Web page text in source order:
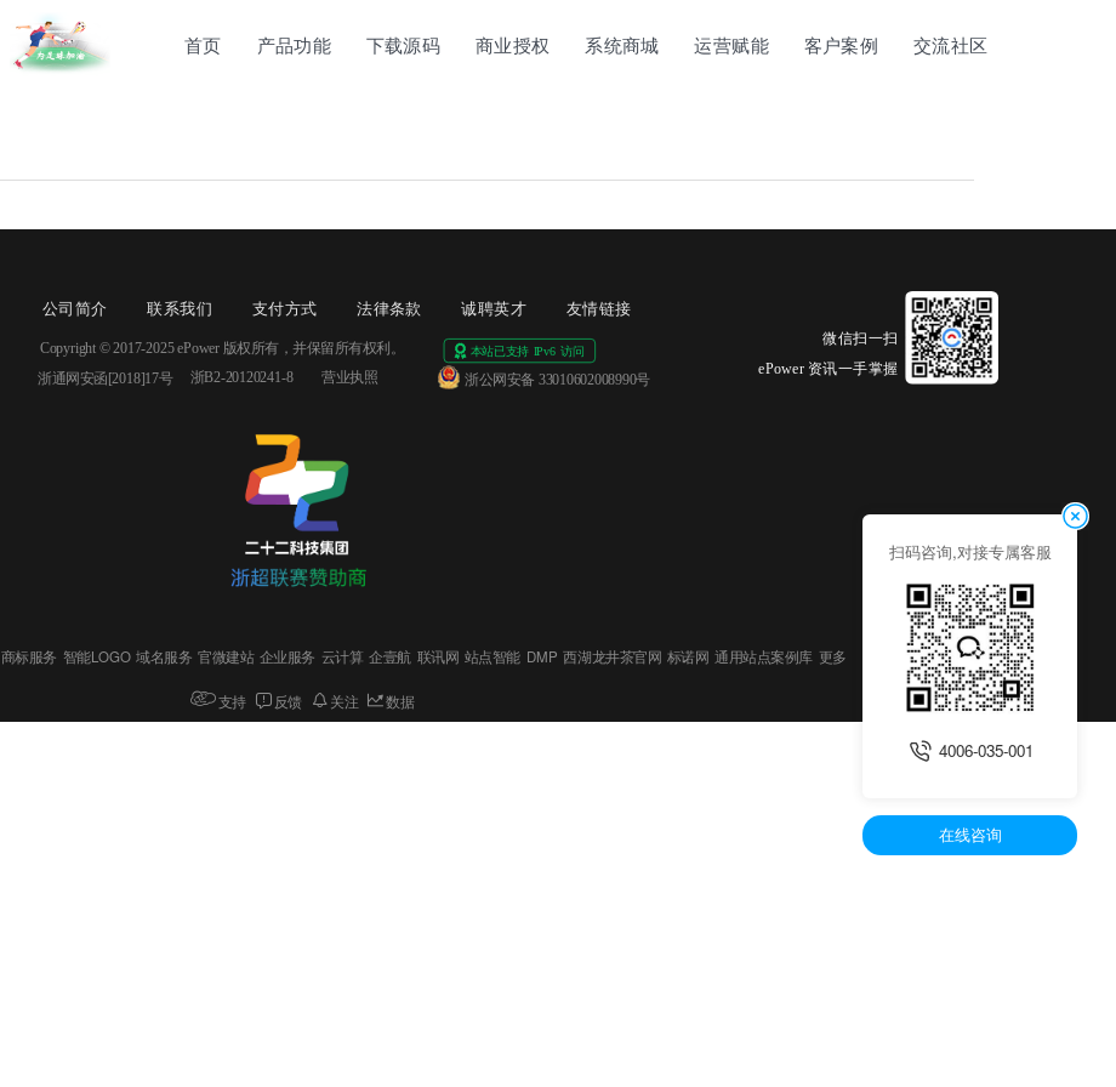
首页 产品功能 下载源码 商业授权 系统商城 运营赋能 客户案例 交流社区
公司简介 联系我们 支付方式 法律条款 诚聘英才 友情链接
微信扫一扫
ePower 资讯一手掌握
Copyright © 2017-2025 ePower 版权所有，并保留所有权利。
浙通网安函[2018]17号
浙B2-20120241-8 营业执照 浙公网安备 33010602008990号
商标服务 智能LOGO 域名服务 官微建站 企业服务 云计算 企壹航 联讯网 站点智能 DMP 西湖龙井茶官网 标诺网 通用站点案例库 更多
支持 反馈 关注 数据
扫码咨询,对接专属客服
4006-035-001
在线咨询